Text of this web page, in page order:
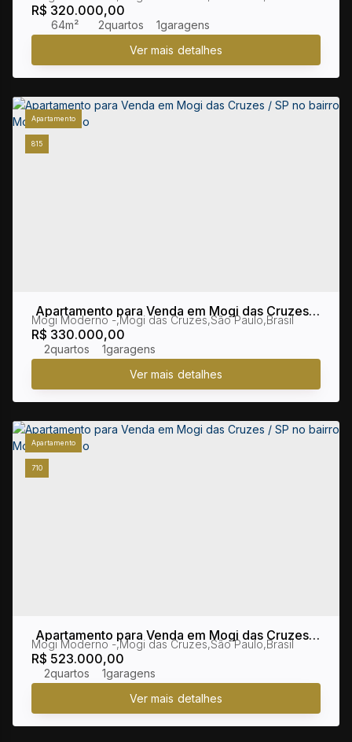
R$ 320.000,00
2
64m² 1
815
Apartamento
Apartamento para Venda em Mogi das Cruzes /
SP no bairro Mogi Moderno
R$ 330.000,00
Mogi Moderno ,Mogi das Cruzes,São Paulo,Brasil
2 1
710
Apartamento
Apartamento para Venda em Mogi das Cruzes /
SP no bairro Mogi Moderno
R$ 523.000,00
Mogi Moderno ,Mogi das Cruzes,São Paulo,Brasil
2 1